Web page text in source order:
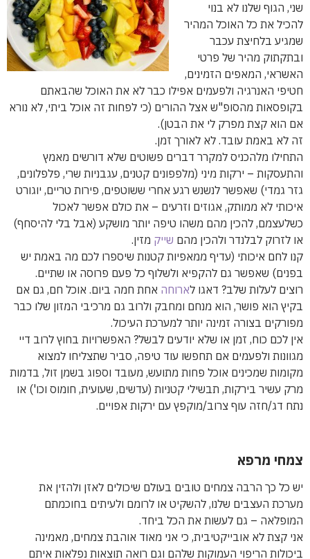
שני, הגוף שלנו לא בנוי
להכיל את כל האוכל המהיר
שמגיע בלחיצת עכבר
ובתקתוק מהיר של פרטי
האשראי, המאפים הזמינים,
חטיפי האנרגיה ולפעמים אפילו כבר לא את האוכל שהבאתם
בקופסאות מהסופ"ש אצל ההורים (כי לפחות זה אוכל ביתי, לא נורא
אם הוא קצת מפרק לי את הבטן).
זה לא באמת עובד. לא לאורך זמן.
התחילו מלהכניס למקרר דברים פשוטים שלא דורשים מאמץ
והתעסקות – ירקות מיני (מלפפונים קטנים, עגבניות שרי, פלפלונים,
גזר גמדי) שאפשר לנשנש רגע אחרי ששוטפים, פירות טריים, יוגורט
איכותי לא ממותק, אגוזים וזרעים – את כולם אפשר לאכול
כשלעצמם, להכין מהם משהו טיפה יותר מושקע (אבל בלי להיסחף)
או לזרוק לבלנדר ולהכין מהם שייק מזין.
קנו לחם איכותי (עדיף ממאפיות קטנות שיספרו לכם מה באמת יש
בפנים) שאפשר גם להקפיא ולשלוף כל פעם פרוסה או שתיים.
רוצים לעלות שלב? דאגו לארוחה אחת חמה ביום. אוכל חם, גם אם
בקיץ הוא פושר, הוא מנחם ומחבק ולרוב גם מרכיבי המזון שלו כבר
מפורקים בצורה זמינה יותר למערכת העיכול.
אין לכם כוח, זמן או שלא יודעים לבשל? האפשרויות בחוץ לרוב דיי
מגוונות ולפעמים אם תחפשו עוד טיפה, סביר שתצליחו למצוא
מקומות שמכינים אוכל פחות מתועש, מעובד וספוג בשמן זול, בדמות
מרק עשיר בירקות, תבשילי קטניות (עדשים, שעועית, חומוס וכו') או
נתח דג/חזה עוף צרוב/מוקפץ עם ירקות אפויים.
צמחי מרפא
יש כל כך הרבה צמחים טובים בעולם שיכולים לאזן ולהזין את
מערכת העצבים שלנו, להשקיט או לרומם ולעיתים בחוכמתם
המופלאה – גם לעשות את הכל ביחד.
אני קצת לא אובייקטיבית, כי אני מאוד אוהבת צמחים, מאמינה
ביכולות הריפוי העמוקות שלהם וגם רואה תוצאות נפלאות איתם